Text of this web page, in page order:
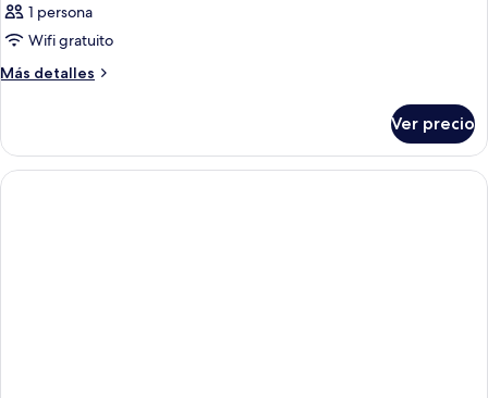
1 persona
Wifi gratuito
Más detalles
Más
Ver precio